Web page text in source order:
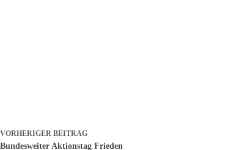
VORHERIGER BEITRAG
Bundesweiter Aktionstag Frieden